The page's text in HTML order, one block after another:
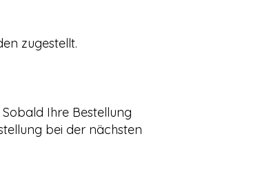
zugestellt.
Ihre Bestellung
bei der nächsten